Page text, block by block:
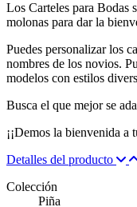
Los Carteles para Bodas
molonas para dar la
Puedes personalizar los
nombres de los novios.
modelos con estilos
Busca el que mejor se
¡¡Demos la bienvenida a
Detalles del producto
Colección
Piña